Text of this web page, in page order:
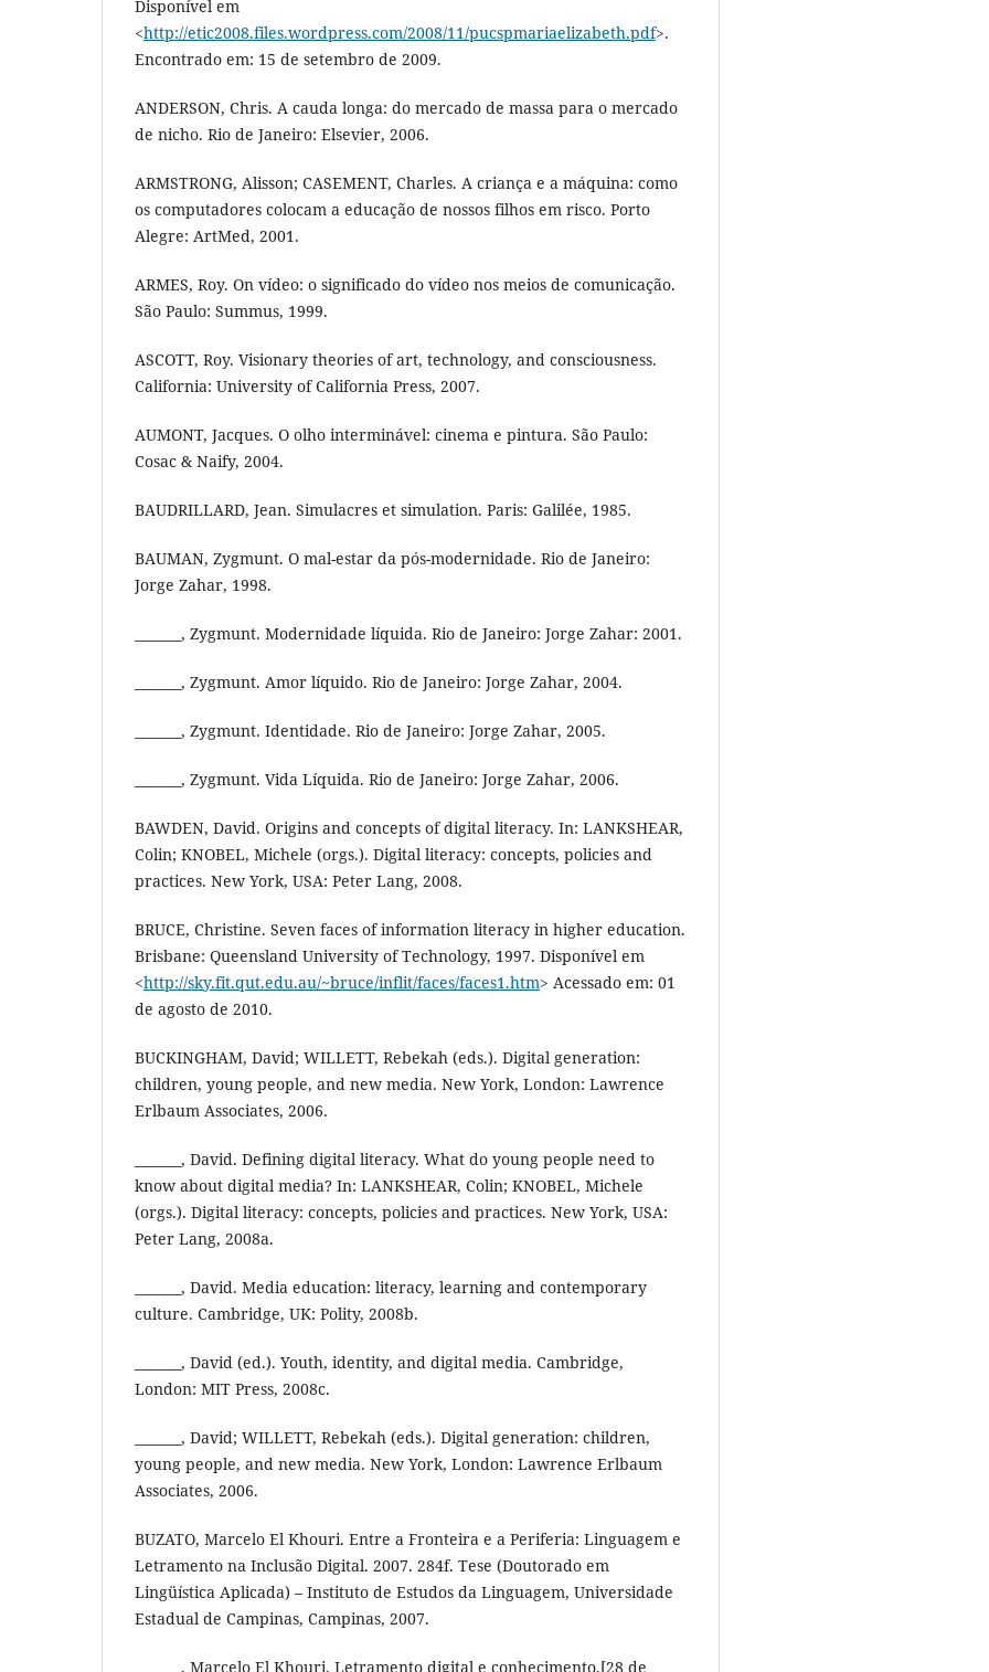
Disponível em
<http://etic2008.files.wordpress.com/2008/11/pucspmariaelizabeth.pdf>.
Encontrado em: 15 de setembro de 2009.
ANDERSON, Chris. A cauda longa: do mercado de massa para o mercado
de nicho. Rio de Janeiro: Elsevier, 2006.
ARMSTRONG, Alisson; CASEMENT, Charles. A criança e a máquina: como
os computadores colocam a educação de nossos filhos em risco. Porto
Alegre: ArtMed, 2001.
ARMES, Roy. On vídeo: o significado do vídeo nos meios de comunicação.
São Paulo: Summus, 1999.
ASCOTT, Roy. Visionary theories of art, technology, and consciousness.
California: University of California Press, 2007.
AUMONT, Jacques. O olho interminável: cinema e pintura. São Paulo:
Cosac & Naify, 2004.
BAUDRILLARD, Jean. Simulacres et simulation. Paris: Galilée, 1985.
BAUMAN, Zygmunt. O mal-estar da pós-modernidade. Rio de Janeiro:
Jorge Zahar, 1998.
_______, Zygmunt. Modernidade líquida. Rio de Janeiro: Jorge Zahar: 2001.
_______, Zygmunt. Amor líquido. Rio de Janeiro: Jorge Zahar, 2004.
_______, Zygmunt. Identidade. Rio de Janeiro: Jorge Zahar, 2005.
_______, Zygmunt. Vida Líquida. Rio de Janeiro: Jorge Zahar, 2006.
BAWDEN, David. Origins and concepts of digital literacy. In: LANKSHEAR,
Colin; KNOBEL, Michele (orgs.). Digital literacy: concepts, policies and
practices. New York, USA: Peter Lang, 2008.
BRUCE, Christine. Seven faces of information literacy in higher education.
Brisbane: Queensland University of Technology, 1997. Disponível em
<http://sky.fit.qut.edu.au/~bruce/inflit/faces/faces1.htm> Acessado em: 01
de agosto de 2010.
BUCKINGHAM, David; WILLETT, Rebekah (eds.). Digital generation:
children, young people, and new media. New York, London: Lawrence
Erlbaum Associates, 2006.
_______, David. Defining digital literacy. What do young people need to
know about digital media? In: LANKSHEAR, Colin; KNOBEL, Michele
(orgs.). Digital literacy: concepts, policies and practices. New York, USA:
Peter Lang, 2008a.
_______, David. Media education: literacy, learning and contemporary
culture. Cambridge, UK: Polity, 2008b.
_______, David (ed.). Youth, identity, and digital media. Cambridge,
London: MIT Press, 2008c.
_______, David; WILLETT, Rebekah (eds.). Digital generation: children,
young people, and new media. New York, London: Lawrence Erlbaum
Associates, 2006.
BUZATO, Marcelo El Khouri. Entre a Fronteira e a Periferia: Linguagem e
Letramento na Inclusão Digital. 2007. 284f. Tese (Doutorado em
Lingüística Aplicada) – Instituto de Estudos da Linguagem, Universidade
Estadual de Campinas, Campinas, 2007.
_______, Marcelo El Khouri. Letramento digital e conhecimento.[28 de